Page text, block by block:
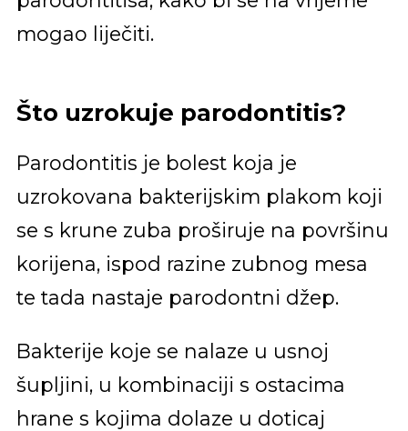
mogao liječiti.
Što uzrokuje parodontitis?
Parodontitis je bolest koja je
uzrokovana bakterijskim plakom koji
se s krune zuba proširuje na površinu
korijena, ispod razine zubnog mesa
te tada nastaje parodontni džep.
Bakterije koje se nalaze u usnoj
šupljini, u kombinaciji s ostacima
hrane s kojima dolaze u doticaj